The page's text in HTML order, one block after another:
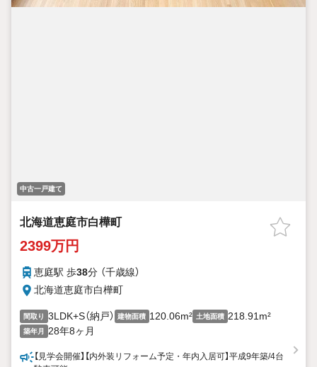
中古一戸建て
北海道恵庭市白樺町
2399万円
恵庭駅 歩38分 （千歳線）
北海道恵庭市白樺町
間取り 3LDK+S（納戸） 建物面積 120.06m² 土地面積 218.91m²
築年月 28年8ヶ月
【見学会開催】【内外装リフォーム予定・年内入居可】平成9年築/4台